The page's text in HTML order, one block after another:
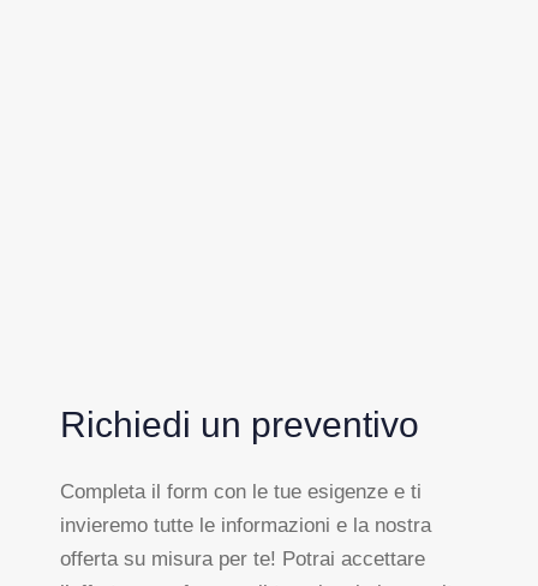
Richiedi un preventivo
Completa il form con le tue esigenze e ti
invieremo tutte le informazioni e la nostra
offerta su misura per te! Potrai accettare